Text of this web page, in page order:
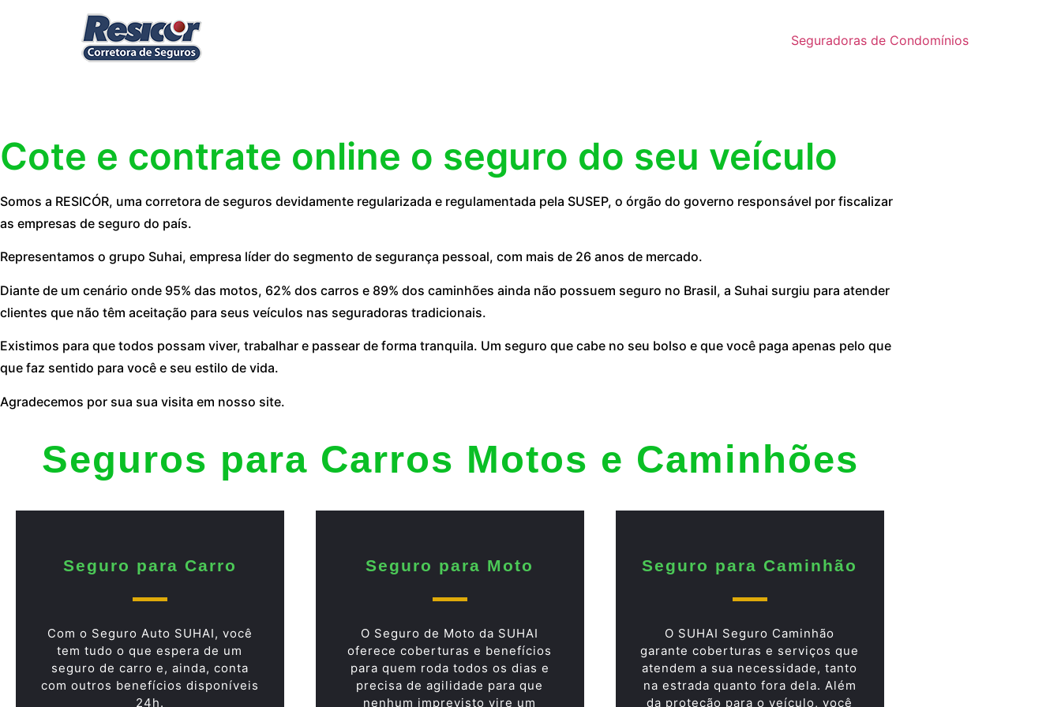
Seguradoras de Condomínios
Cote e contrate online o seguro do seu veículo
Somos a RESICÓR, uma corretora de seguros devidamente regularizada e regulamentada pela SUSEP, o órgão do governo responsável por fiscalizar
as empresas de seguro do país.
Representamos o grupo Suhai, empresa líder do segmento de segurança pessoal, com mais de 26 anos de mercado.
Diante de um cenário onde 95% das motos, 62% dos carros e 89% dos caminhões ainda não possuem seguro no Brasil, a Suhai surgiu para atender
clientes que não têm aceitação para seus veículos nas seguradoras tradicionais.
Existimos para que todos possam viver, trabalhar e passear de forma tranquila. Um seguro que cabe no seu bolso e que você paga apenas pelo que
que faz sentido para você e seu estilo de vida.
Agradecemos por sua sua visita em nosso site.
Seguros para Carros Motos e Caminhões
Seguro para Carro
Com o Seguro Auto SUHAI, você
tem tudo o que espera de um
seguro de carro e, ainda, conta
com outros benefícios disponíveis
24h.
Seguro para Moto
O Seguro de Moto da SUHAI
oferece coberturas e benefícios
para quem roda todos os dias e
precisa de agilidade para que
nenhum imprevisto vire um
Seguro para Caminhão
O SUHAI Seguro Caminhão
garante coberturas e serviços que
atendem a sua necessidade, tanto
na estrada quanto fora dela. Além
da proteção para o veículo, você